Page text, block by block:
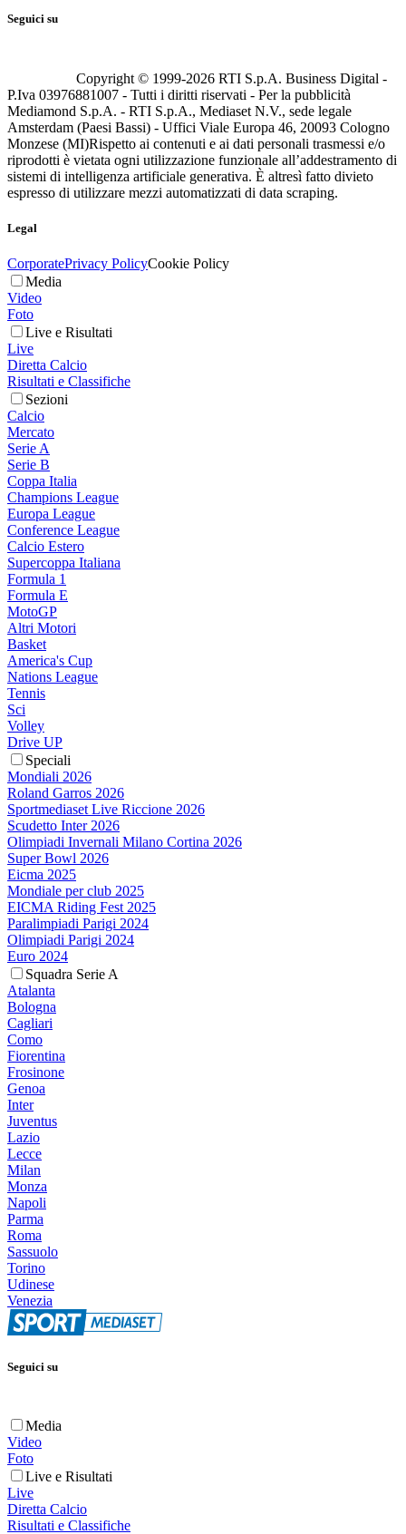
Seguici su
Copyright © 1999-2026 RTI S.p.A. Business Digital -
P.Iva 03976881007 - Tutti i diritti riservati - Per la pubblicità
Mediamond S.p.A. - RTI S.p.A., Mediaset N.V., sede legale
Amsterdam (Paesi Bassi) - Uffici Viale Europa 46, 20093 Cologno
Monzese (MI)Rispetto ai contenuti e ai dati personali trasmessi e/o
riprodotti è vietata ogni utilizzazione funzionale all’addestramento di
sistemi di intelligenza artificiale generativa. È altresì fatto divieto
espresso di utilizzare mezzi automatizzati di data scraping.
Legal
CorporatePrivacy PolicyCookie Policy
Media
Video
Foto
Live e Risultati
Live
Diretta Calcio
Risultati e Classifiche
Sezioni
Calcio
Mercato
Serie A
Serie B
Coppa Italia
Champions League
Europa League
Conference League
Calcio Estero
Supercoppa Italiana
Formula 1
Formula E
MotoGP
Altri Motori
Basket
America's Cup
Nations League
Tennis
Sci
Volley
Drive UP
Speciali
Mondiali 2026
Roland Garros 2026
Sportmediaset Live Riccione 2026
Scudetto Inter 2026
Olimpiadi Invernali Milano Cortina 2026
Super Bowl 2026
Eicma 2025
Mondiale per club 2025
EICMA Riding Fest 2025
Paralimpiadi Parigi 2024
Olimpiadi Parigi 2024
Euro 2024
Squadra Serie A
Atalanta
Bologna
Cagliari
Como
Fiorentina
Frosinone
Genoa
Inter
Juventus
Lazio
Lecce
Milan
Monza
Napoli
Parma
Roma
Sassuolo
Torino
Udinese
Venezia
Seguici su
Media
Video
Foto
Live e Risultati
Live
Diretta Calcio
Risultati e Classifiche